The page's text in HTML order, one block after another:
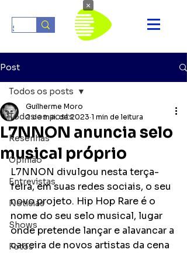
Post
Todos os posts
Resenhas
Opinião
Entrevistas
Notícias
Shows
Fotos
Todos os posts
L7NNON anuncia selo
musical próprio
Guilherme Moro
2 de mai. de 2023 1 min de leitura
L7NNON divulgou nesta terça-
feira, em suas redes sociais, o seu
novo projeto. Hip Hop Rare é o
nome do seu selo musical, lugar
onde pretende lançar e alavancar a
carreira de novos artistas da cena
×